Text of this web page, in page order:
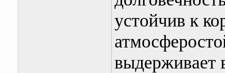
устойчив к
выдерживает